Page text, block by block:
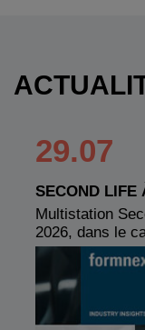
29.07
SECOND LIFE
Multistation
2026, dans le